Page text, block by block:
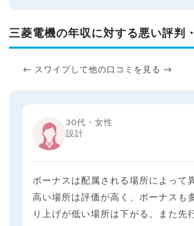
三菱電機の年収に対する悪い評判
← スワイプして他の口コミを見る →
30代・女性
設計
ボーナスは配属される場所によって
高い場所は評価が高く、ボーナスも
り上げが低い場所は下がる。また先